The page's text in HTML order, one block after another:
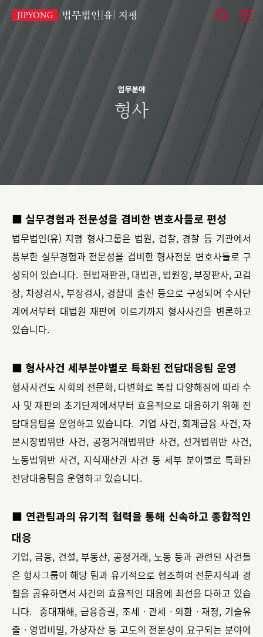
업무분야
형사
■ 실무경험과 전문성을 겸비한 변호사들로 편성
법무법인(유) 지평 형사그룹은 법원, 검찰, 경찰 등 기관에서
풍부한 실무경험과 전문성을 겸비한 형사전문 변호사들로 구
성되어 있습니다. 헌법재판관, 대법관, 법원장, 부장판사, 고검
장, 차장검사, 부장검사, 경찰대 출신 등으로 구성되어 수사단
계에서부터 대법원 재판에 이르기까지 형사사건을 변론하고
있습니다.
■ 형사사건 세부분야별로 특화된 전담대응팀 운영
형사사건도 사회의 전문화, 다변화로 복잡 다양해짐에 따라 수
사 및 재판의 초기단계에서부터 효율적으로 대응하기 위해 전
담대응팀을 운영하고 있습니다. 기업 사건, 회계금융 사건, 자
본시장법위반 사건, 공정거래법위반 사건, 선거법위반 사건,
노동법위반 사건, 지식재산권 사건 등 세부 분야별로 특화된
전담대응팀을 운영하고 있습니다.
■ 연관팀과의 유기적 협력을 통해 신속하고 종합적인
대응
기업, 금융, 건설, 부동산, 공정거래, 노동 등과 관련된 사건들
은 형사그룹이 해당 팀과 유기적으로 협조하여 전문지식과 경
험을 공유하면서 사건의 효율적인 대응에 최선을 다하고 있습
니다. 중대재해, 금융증권, 조세ㆍ관세ㆍ외환ㆍ재정, 기술유
출ㆍ영업비밀, 가상자산 등 고도의 전문성이 요구되는 분야에